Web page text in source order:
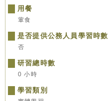
用餐
葷食
是否提供公務人員學習時數
否
研習總時數
0 小時
學習類別